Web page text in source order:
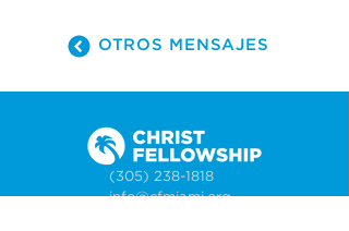
OTROS MENSAJES
(305) 238-1818
info@cfmiami.org